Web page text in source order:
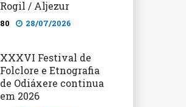
Rogil / Aljezur
80 28/07/2026
XXXVI Festival de
Folclore e Etnografia
de Odiáxere continua
em 2026